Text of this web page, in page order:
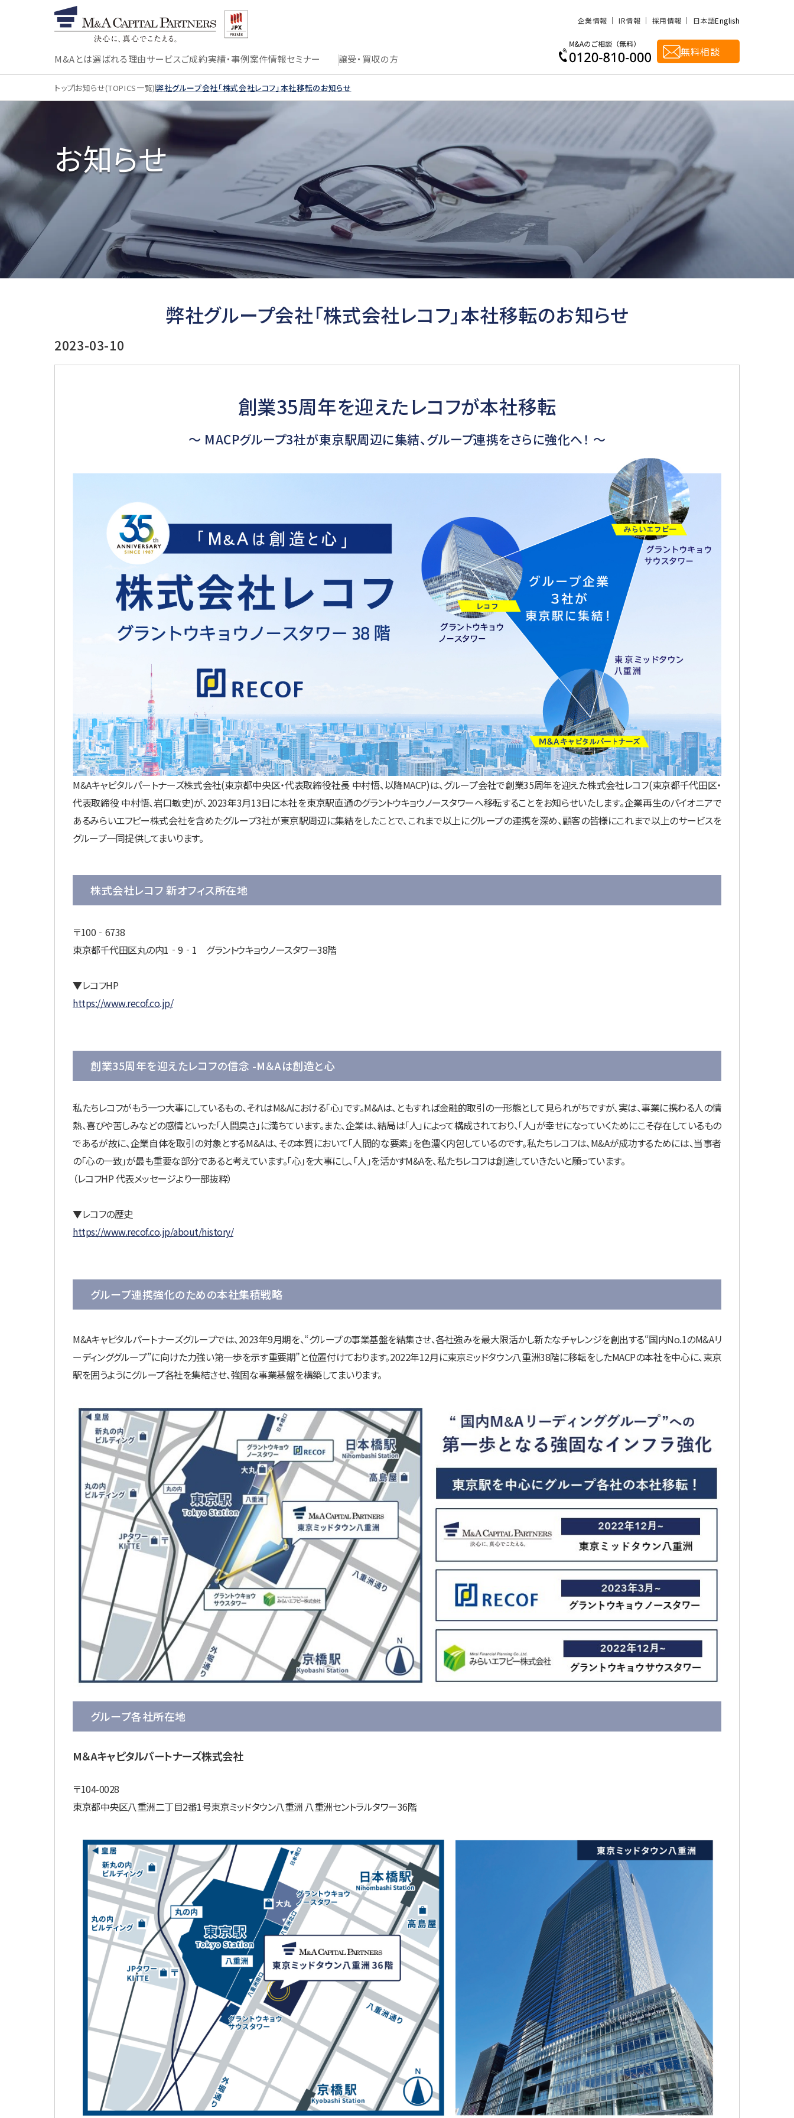
M&Aとは選ばれる理由サービスご成約実績・事例案件情報セミナー 譲受・買収の方
企業情報 IR情報 採用情報 日本語English
無料相談
トップお知らせ(TOPICS一覧)弊社グループ会社「株式会社レコフ」本社移転のお知らせ
お知らせ
弊社グループ会社「株式会社レコフ」本社移転のお知らせ
2023-03-10
創業35周年を迎えたレコフが本社移転
～ MACPグループ3社が東京駅周辺に集結、グループ連携をさらに強化へ！ ～
M&Aキャピタルパートナーズ株式会社(東京都中央区・代表取締役社長 中村悟、以降MACP)は、グループ会社で創業35周年を迎えた株式会社レコフ(東京都千代田区・
代表取締役 中村悟、岩口敏史)が、2023年3月13日に本社を東京駅直通のグラントウキョウノースタワーへ移転することをお知らせいたします。企業再生のパイオニアで
あるみらいエフピー株式会社を含めたグループ3社が東京駅周辺に集結をしたことで、これまで以上にグループの連携を深め、顧客の皆様にこれまで以上のサービスを
グループ一同提供してまいります。
株式会社レコフ 新オフィス所在地
〒100‐6738
東京都千代田区丸の内1‐9‐1 グラントウキョウノースタワー38階
▼レコフHP
https://www.recof.co.jp/
創業35周年を迎えたレコフの信念 -M＆Aは創造と心
私たちレコフがもう一つ大事にしているもの、それはM&Aにおける「心」です。M&Aは、ともすれば金融的取引の一形態として見られがちですが、実は、事業に携わる人の情
熱、喜びや苦しみなどの感情といった「人間臭さ」に満ちています。また、企業は、結局は「人」によって構成されており、「人」が幸せになっていくためにこそ存在しているもの
であるが故に、企業自体を取引の対象とするM&Aは、その本質において「人間的な要素」を色濃く内包しているのです。私たちレコフは、M&Aが成功するためには、当事者
の「心の一致」が最も重要な部分であると考えています。「心」を大事にし、「人」を活かすM&Aを、私たちレコフは創造していきたいと願っています。
（レコフHP 代表メッセージより一部抜粋）
▼レコフの歴史
https://www.recof.co.jp/about/history/
グループ連携強化のための本社集積戦略
M&Aキャピタルパートナーズグループでは、2023年9月期を、“グループの事業基盤を結集させ、各社強みを最大限活かし新たなチャレンジを創出する“国内No.1のM&Aリ
ーディンググループ”に向けた力強い第一歩を示す重要期”と位置付けております。2022年12月に東京ミッドタウン八重洲38階に移転をしたMACPの本社を中心に、東京
駅を囲うようにグループ各社を集結させ、強固な事業基盤を構築してまいります。
グループ各社所在地
M＆Aキャピタルパートナーズ株式会社
〒104-0028
東京都中央区八重洲二丁目2番1号東京ミッドタウン八重洲 八重洲セントラルタワー36階